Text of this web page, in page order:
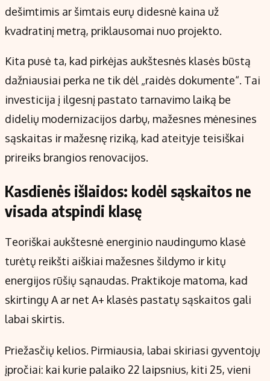
dešimtimis ar šimtais eurų didesnė kaina už
kvadratinį metrą, priklausomai nuo projekto.
Kita pusė ta, kad pirkėjas aukštesnės klasės būstą
dažniausiai perka ne tik dėl „raidės dokumente“. Tai
investicija į ilgesnį pastato tarnavimo laiką be
didelių modernizacijos darbų, mažesnes mėnesines
sąskaitas ir mažesnę riziką, kad ateityje teisiškai
prireiks brangios renovacijos.
Kasdienės išlaidos: kodėl sąskaitos ne
visada atspindi klasę
Teoriškai aukštesnė energinio naudingumo klasė
turėtų reikšti aiškiai mažesnes šildymo ir kitų
energijos rūšių sąnaudas. Praktikoje matoma, kad
skirtingų A ar net A+ klasės pastatų sąskaitos gali
labai skirtis.
Priežasčių kelios. Pirmiausia, labai skiriasi gyventojų
įpročiai: kai kurie palaiko 22 laipsnius, kiti 25, vieni